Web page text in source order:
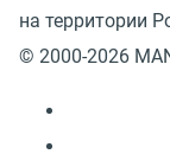
на территории
© 2000-2026